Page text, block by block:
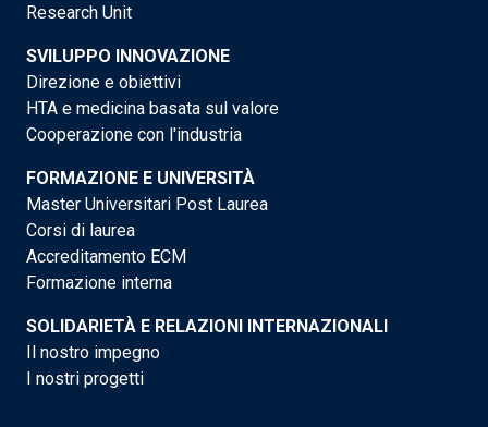
Research Unit
SVILUPPO INNOVAZIONE
Direzione e obiettivi
HTA e medicina basata sul valore
Cooperazione con l'industria
FORMAZIONE E UNIVERSITÀ
Master Universitari Post Laurea
Corsi di laurea
Accreditamento ECM
Formazione interna
SOLIDARIETÀ E RELAZIONI INTERNAZIONALI
Il nostro impegno
I nostri progetti